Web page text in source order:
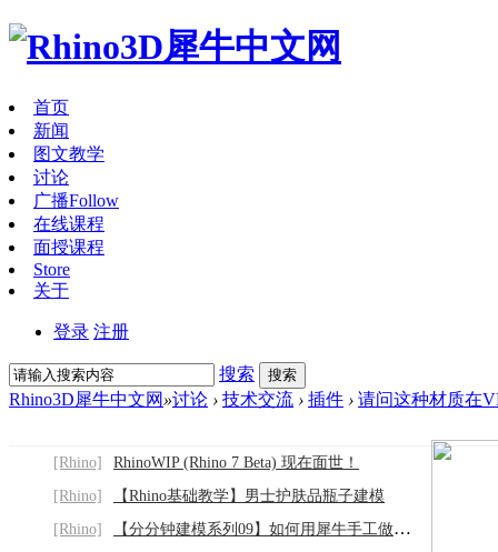
首页
新闻
图文教学
讨论
广播Follow
在线课程
面授课程
Store
关于
登录 注册
搜索 搜索
Rhino3D犀牛中文网 »讨论 › 技术交流 › 插件 › 请问这种材质在
[Rhino]
RhinoWIP (Rhino 7 Beta) 现在面世！
[Rhino]
【Rhino基础教学】男士护肤品瓶子建模
[Rhino]
【分分钟建模系列09】如何用犀牛手工做灰阶